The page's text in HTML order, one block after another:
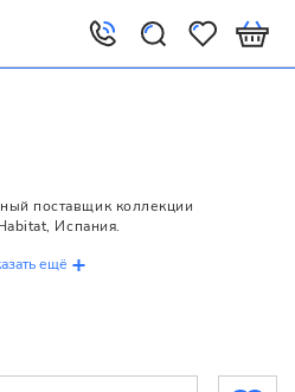
поставщик коллекции
Испания.
ещё